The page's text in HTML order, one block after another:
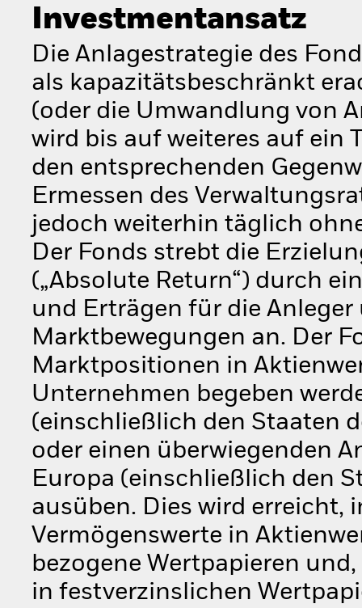
Investmentansatz
Die Anlagestrategie des
als kapazitätsbeschränkt
(oder die Umwandlung von
wird bis auf weiteres auf ein
den entsprechenden
Ermessen des
jedoch weiterhin täglich
Der Fonds strebt die
(„Absolute Return“) durch
und Erträgen für die
Marktbewegungen an. Der
Marktpositionen in
Unternehmen begeben
(einschließlich den Staaten
oder einen überwiegenden
Europa (einschließlich den
ausüben. Dies wird erreicht,
Vermögenswerte in
bezogene Wertpapieren
in festverzinslichen